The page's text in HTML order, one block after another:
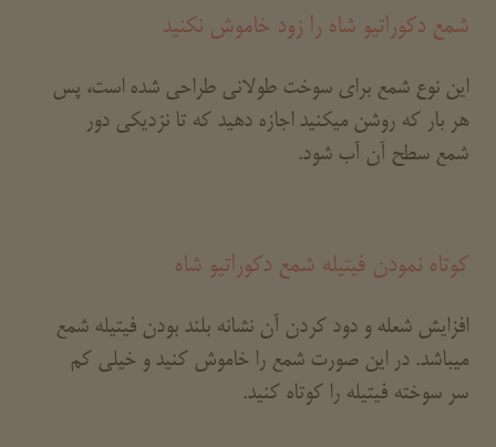
شمع دکوراتیو شاه را زود خاموش نکنید
این نوع شمع برای سوخت طولانی طراحی شده است، پس
هر بار که روشن میکنید اجازه دهید که تا نزدیکی دور
شمع سطح آن آب شود.
کوتاه نمودن فیتیله شمع دکوراتیو شاه
افزایش شعله و دود کردن آن نشانه بلند بودن فیتیله شمع
میباشد. در این صورت شمع را خاموش کنید و خیلی کم
سر سوخته فیتیله را کوتاه کنید.